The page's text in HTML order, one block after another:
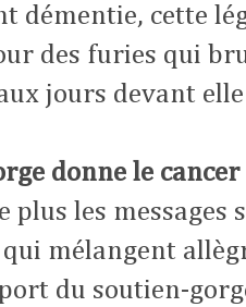
démentie, cette
des furies qui
jours devant
donne le
plus les messages
qui mélangent
du soutien-